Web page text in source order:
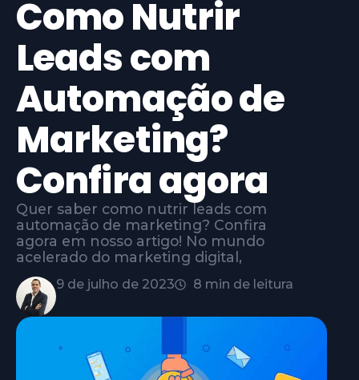
Como Nutrir
Leads com
Automação de
Marketing?
Confira agora
Quer saber como nutrir leads com
automação de marketing? Confira
agora em nosso artigo! No mundo
acelerado do marketing digital,
9 de julho de 2023 8 min de leitura